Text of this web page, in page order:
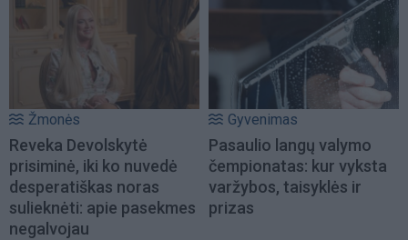
Žmonės
Reveka Devolskytė
prisiminė, iki ko nuvedė
desperatiškas noras
sulieknėti: apie pasekmes
negalvojau
Gyvenimas
Pasaulio langų valymo
čempionatas: kur vyksta
varžybos, taisyklės ir
prizas